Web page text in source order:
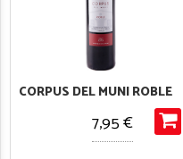
CORPUS DEL MUNI ROBLE
7,95 €